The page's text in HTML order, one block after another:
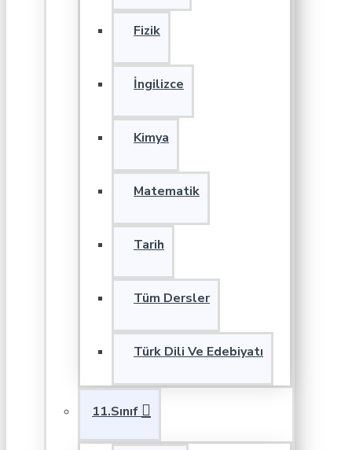
Fizik
İngilizce
Kimya
Matematik
Tarih
Tüm Dersler
Türk Dili Ve Edebiyatı
11.Sınıf